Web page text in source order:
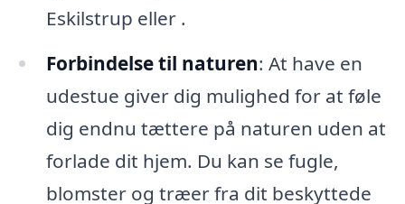
Eskilstrup eller .
Forbindelse til naturen: At have en
udestue giver dig mulighed for at føle
dig endnu tættere på naturen uden at
forlade dit hjem. Du kan se fugle,
blomster og træer fra dit beskyttede